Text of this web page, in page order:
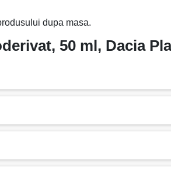
dupa masa.
50 ml, Dacia